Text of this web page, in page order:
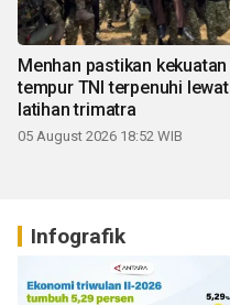
Menhan pastikan kekuatan
tempur TNI terpenuhi lewat
latihan trimatra
05 August 2026 18:52 WIB
Infografik